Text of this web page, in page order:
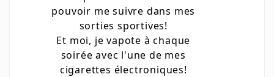
pouvoir me suivre dans mes
sorties sportives!
Et moi, je vapote à chaque
soirée avec l'une de mes
cigarettes électroniques!